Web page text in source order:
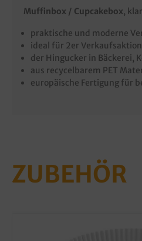
Muffinbox / Cupcakebox ,
praktische und moderne
ideal für 2er
der Hingucker in Bäckerei,
aus recycelbarem PET
europäische Fertigung für
ZUBEHÖR